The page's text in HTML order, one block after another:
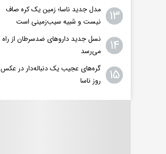
۱۳
مدل جدید ناسا؛ زمین یک کره‌ صاف
نیست و شبیه سیب‌زمینی است
۱۴
نسل جدید داروهای ضدسرطان از راه
می‌رسد
۱۵
گره‌های عجیب یک دنباله‌دار در عکس
روز ناسا